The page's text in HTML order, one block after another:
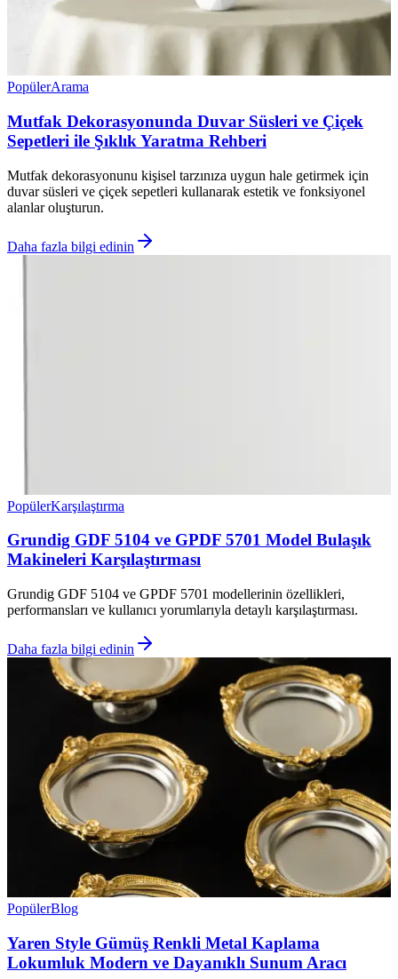
PopülerArama
Mutfak Dekorasyonunda Duvar Süsleri ve Çiçek
Sepetleri ile Şıklık Yaratma Rehberi
Mutfak dekorasyonunu kişisel tarzınıza uygun hale getirmek için
duvar süsleri ve çiçek sepetleri kullanarak estetik ve fonksiyonel
alanlar oluşturun.
Daha fazla bilgi edinin
PopülerKarşılaştırma
Grundig GDF 5104 ve GPDF 5701 Model Bulaşık
Makineleri Karşılaştırması
Grundig GDF 5104 ve GPDF 5701 modellerinin özellikleri,
performansları ve kullanıcı yorumlarıyla detaylı karşılaştırması.
Daha fazla bilgi edinin
PopülerBlog
Yaren Style Gümüş Renkli Metal Kaplama
Lokumluk Modern ve Dayanıklı Sunum Aracı